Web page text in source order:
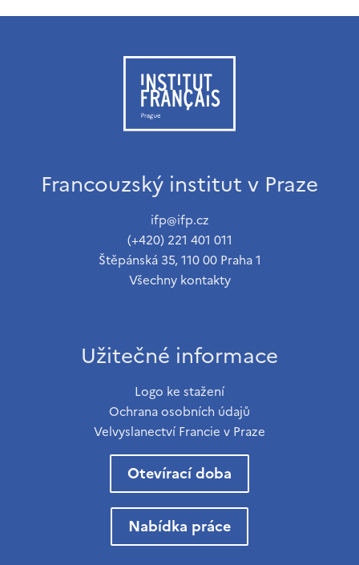
Francouzský institut v Praze
ifp@ifp.cz
(+420) 221 401 011
Štěpánská 35, 110 00 Praha 1
Všechny kontakty
Užitečné informace
Logo ke stažení
Ochrana osobních údajů
Velvyslanectví Francie v Praze
Otevírací doba
Nabídka práce